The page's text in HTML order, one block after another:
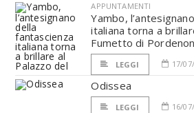
APPUNTAMENTI
Yambo,
italiana torna a
Fumetto di
LEGGI 17/
Odissea
LEGGI 16/